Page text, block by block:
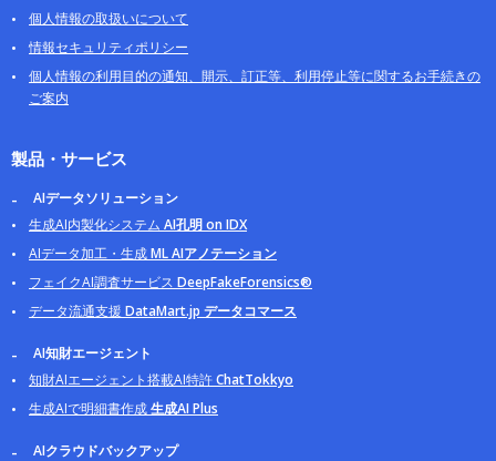
個人情報の取扱いについて
情報セキュリティポリシー
個人情報の利用目的の通知、開示、訂正等、利用停止等に関するお手続きの
ご案内
製品・サービス
AIデータソリューション
生成AI内製化システム AI孔明 on IDX
AIデータ加工・生成ML AIアノテーション
フェイクAI調査サービス DeepFakeForensics®
データ流通支援 DataMart.jp データコマース
AI知財エージェント
知財AIエージェント搭載AI特許ChatTokkyo
生成AIで明細書作成生成AI Plus
AIクラウドバックアップ